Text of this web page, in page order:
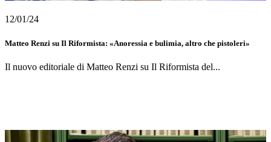
12/01/24
Matteo Renzi su Il Riformista: «Anoressia e bulimia, altro che pistoleri»
Il nuovo editoriale di Matteo Renzi su Il Riformista del...